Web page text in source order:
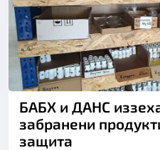
БАБХ и ДАНС
забранени
защита